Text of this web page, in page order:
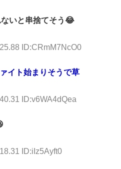
いと串捨てそう😂
ID:CRmM7NcO0
イト始まりそうで草
ID:v6WA4dQea
ID:iIz5Ayft0